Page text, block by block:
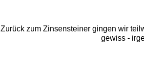
Zurück zum Zinsensteiner gingen wir
gewiss -